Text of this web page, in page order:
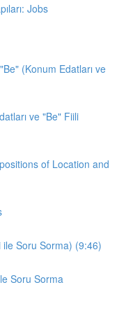
Jobs
(Konum Edatları ve
ve "Be" Fiili
of Location and
Soru Sorma) (9:46)
Soru Sorma